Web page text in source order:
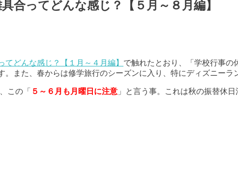
合ってどんな感じ？【５月～８月編】
どんな感じ？【１月～４月編】 で触れたとおり、「学校行事の
また、春からは修学旅行のシーズンに入り、特にディズニーラ
この「 ５～６月も月曜日に注意 」と言う事。これは秋の振替休